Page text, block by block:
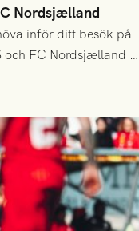
Nordsjælland
inför ditt besök på
och FC Nordsjælland i
19.00 på torsdag